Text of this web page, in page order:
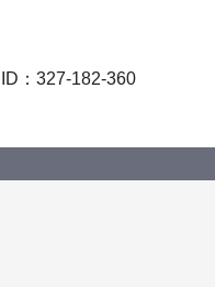
：327-182-360